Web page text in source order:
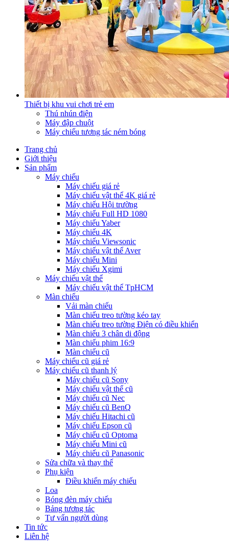
Thiết bị khu vui chơi trẻ em
Thú nhún điện
Máy đập chuột
Máy chiếu tương tác ném bóng
Trang chủ
Giới thiệu
Sản phẩm
Máy chiếu
Máy chiếu giá rẻ
Máy chiếu vật thể 4K giá rẻ
Máy chiếu Hội trường
Máy chiếu Full HD 1080
Máy chiếu Yaber
Máy chiếu 4K
Máy chiếu Viewsonic
Máy chiếu vật thể Aver
Máy chiếu Mini
Máy chiếu Xgimi
Máy chiếu vật thể
Máy chiếu vật thể TpHCM
Màn chiếu
Vải màn chiếu
Màn chiếu treo tường kéo tay
Màn chiếu treo tường Điện có điều khiển
Màn chiếu 3 chân di động
Màn chiếu phim 16:9
Màn chiếu cũ
Máy chiếu cũ giá rẻ
Máy chiếu cũ thanh lý
Máy chiếu cũ Sony
Máy chiếu vật thể cũ
Máy chiếu cũ Nec
Máy chiếu cũ BenQ
Máy chiếu Hitachi cũ
Máy chiếu Epson cũ
Máy chiếu cũ Optoma
Máy chiếu Mini cũ
Máy chiếu cũ Panasonic
Sửa chữa và thay thế
Phụ kiện
Điều khiển máy chiếu
Loa
Bóng đèn máy chiếu
Bảng tương tác
Tư vấn người dùng
Tin tức
Liên hệ